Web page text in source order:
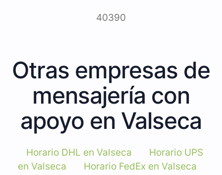
40390
Otras empresas de
mensajería con
apoyo en Valseca
Horario DHL en Valseca
Horario UPS
en Valseca
Horario FedEx en Valseca